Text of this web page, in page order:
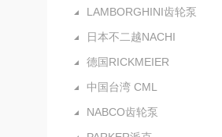
LAMBORGHINI齿轮泵
日本不二越NACHI
德国RICKMEIER
中国台湾 CML
NABCO齿轮泵